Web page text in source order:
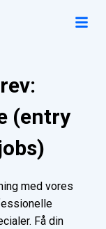
(entry
med vores
Få din